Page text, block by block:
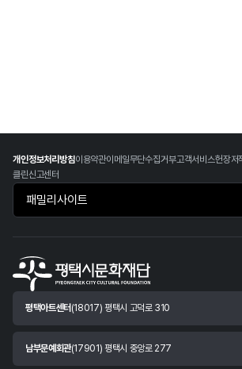
개인정보처리방침이용약관이메일무단수집거부고객서비스헌장저
클린신고센터
패밀리사이트 바로가기
평택아트센터 (18017) 평택시 고덕로 310
남부문예회관(17901) 평택시 중앙로 277